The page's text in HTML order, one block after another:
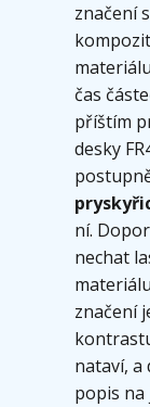
značení
čas
příštím
desky
ní.
nechat
značení
nataví,
popis na